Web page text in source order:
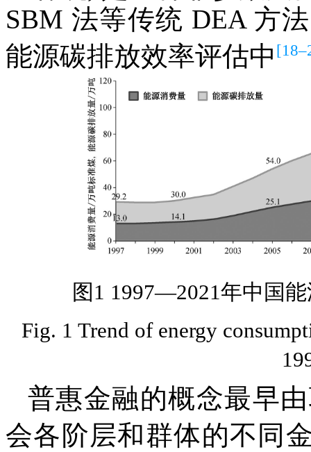
SBM 法等传统 DEA 方
能源碳排放效率评估中
图1 1997—2021年中国
Fig. 1 Trend of energy
普惠金融的概念最早
会各阶层和群体的不同